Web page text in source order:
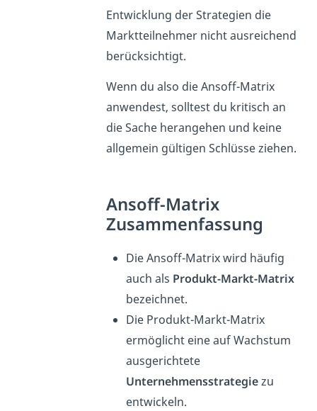
Entwicklung der Strategien die
Marktteilnehmer nicht ausreichend
berücksichtigt.
Wenn du also die Ansoff-Matrix
anwendest, solltest du kritisch an
die Sache herangehen und keine
allgemein gültigen Schlüsse ziehen.
Ansoff-Matrix
Zusammenfassung
Die Ansoff-Matrix wird häufig
auch als Produkt-Markt-Matrix
bezeichnet.
Die Produkt-Markt-Matrix
ermöglicht eine auf Wachstum
ausgerichtete
Unternehmensstrategiezu
entwickeln.